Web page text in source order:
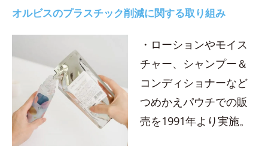
オルビスのプラスチック削減に関する取り組み
・ローションやモイス
チャー、シャンプー＆
コンディショナーなど
つめかえパウチでの販
売を1991年より実施。